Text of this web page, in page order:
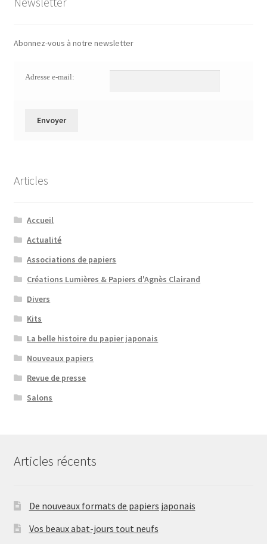
Abonnez-vous à notre newsletter
Adresse e-mail:
Articles
Accueil
Actualité
Associations de papiers
Créations Lumières & Papiers d'Agnès Clairand
Divers
Kits
La belle histoire du papier japonais
Nouveaux papiers
Revue de presse
Salons
Articles récents
De nouveaux formats de papiers japonais
Vos beaux abat-jours tout neufs